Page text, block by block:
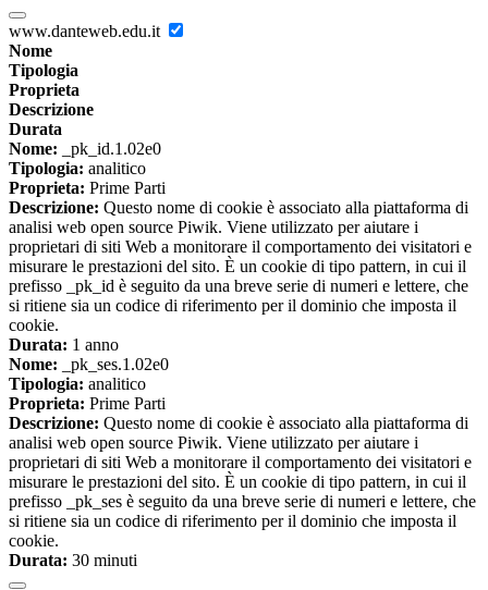
www.danteweb.edu.it
Nome
Tipologia
Proprieta
Descrizione
Durata
Nome: _pk_id.1.02e0
Tipologia: analitico
Proprieta: Prime Parti
Descrizione: Questo nome di cookie è associato alla piattaforma di
analisi web open source Piwik. Viene utilizzato per aiutare i
proprietari di siti Web a monitorare il comportamento dei visitatori e
misurare le prestazioni del sito. È un cookie di tipo pattern, in cui il
prefisso _pk_id è seguito da una breve serie di numeri e lettere, che
si ritiene sia un codice di riferimento per il dominio che imposta il
cookie.
Durata: 1 anno
Nome: _pk_ses.1.02e0
Tipologia: analitico
Proprieta: Prime Parti
Descrizione: Questo nome di cookie è associato alla piattaforma di
analisi web open source Piwik. Viene utilizzato per aiutare i
proprietari di siti Web a monitorare il comportamento dei visitatori e
misurare le prestazioni del sito. È un cookie di tipo pattern, in cui il
prefisso _pk_ses è seguito da una breve serie di numeri e lettere, che
si ritiene sia un codice di riferimento per il dominio che imposta il
cookie.
Durata: 30 minuti